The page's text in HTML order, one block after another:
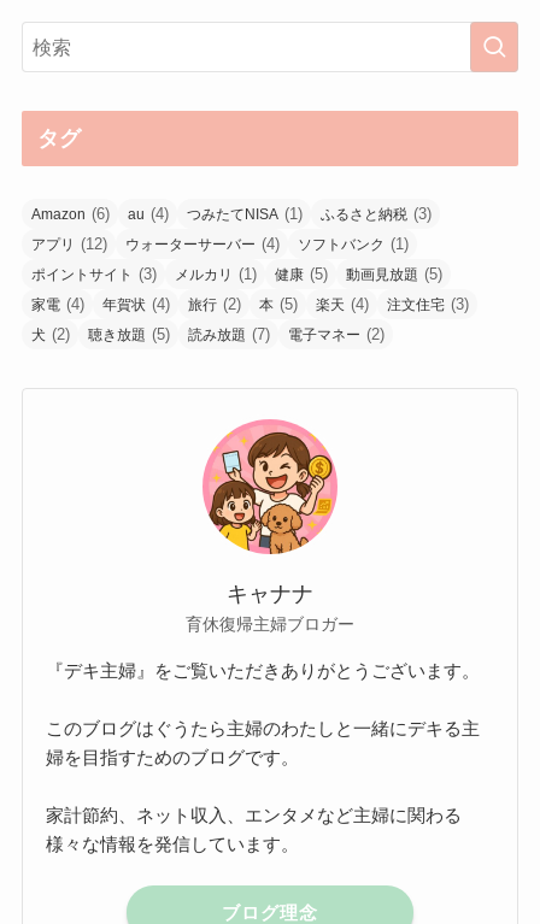
タグ
Amazon (6) au (4) つみたてNISA (1) ふるさと納税 (3)
アプリ (12) ウォーターサーバー (4) ソフトバンク (1)
ポイントサイト (3) メルカリ (1) 健康 (5) 動画見放題 (5)
家電 (4) 年賀状 (4) 旅行 (2) 本 (5) 楽天 (4) 注文住宅 (3)
犬 (2) 聴き放題 (5) 読み放題 (7) 電子マネー (2)
キャナナ
育休復帰主婦ブロガー
『デキ主婦』をご覧いただきありがとうございます。
このブログはぐうたら主婦のわたしと一緒にデキる主
婦を目指すためのブログです。
家計節約、ネット収入、エンタメなど主婦に関わる
様々な情報を発信しています。
ブログ理念